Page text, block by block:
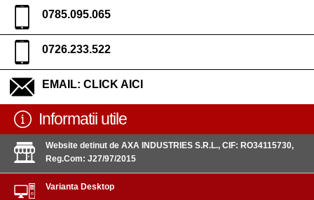
0785.095.065
0726.233.522
EMAIL: CLICK AICI
Informatii utile
Website detinut de AXA INDUSTRIES S.R.L., CIF: RO34115730,
Reg.Com: J27/97/2015
Varianta Desktop